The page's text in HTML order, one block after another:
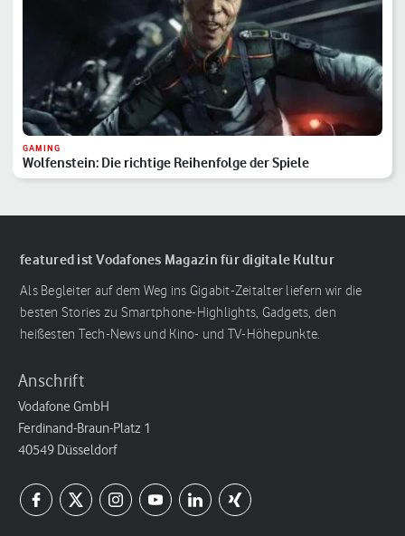
GAMING
Wolfenstein: Die richtige Reihenfolge der Spiele
featured ist Vodafones Magazin für digitale Kultur
Als Begleiter auf dem Weg ins Gigabit-Zeitalter liefern wir die
besten Stories zu Smartphone-Highlights, Gadgets, den
heißesten Tech-News und Kino- und TV-Höhepunkte.
Anschrift
Vodafone GmbH
Ferdinand-Braun-Platz 1
40549 Düsseldorf